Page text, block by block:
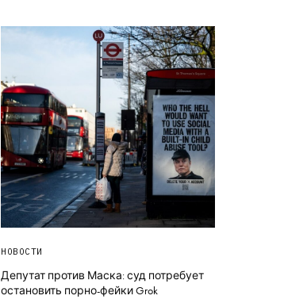
НОВОСТИ
Депутат против Маска: суд потребует
остановить порно-фейки Grok